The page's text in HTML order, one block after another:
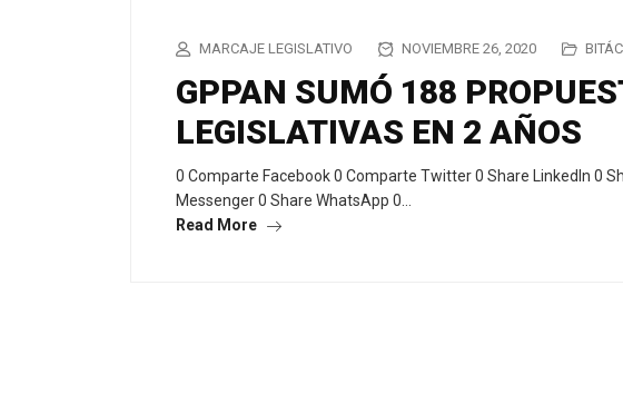
MARCAJE LEGISLATIVO NOVIEMBRE 26, 2020
GPPAN SUMÓ 188
LEGISLATIVAS EN 2 AÑOS
0 Comparte Facebook 0 Comparte Twitter 0 Share LinkedIn 0
Messenger 0 Share WhatsApp 0…
Read More